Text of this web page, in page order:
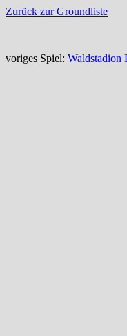
Zurück zur Groundliste
voriges Spiel: Waldstadion